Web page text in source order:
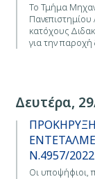
Το Τμήμα
Πανεπιστημίου
κατόχους
για την παροχή
Δευτέρα,
Ν.4957/
Οι υποψήφιοι,